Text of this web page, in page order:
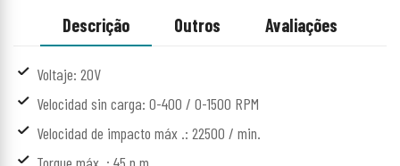
Descrição Outros Avaliações
Voltaje: 20V
Velocidad sin carga: 0-400 / 0-1500 RPM
Velocidad de impacto máx .: 22500 / min.